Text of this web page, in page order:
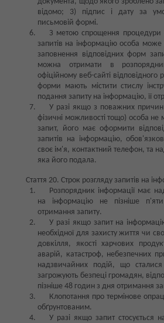
відомо; 3) підпис і дату за
письмовій формі.
З метою спрощення
запитів на інформацію особа
заповнення відповідних форм
можна отримати в
офіційному веб-сайті відповідного
форми мають містити стислу
подання запиту на інформацію, її
У разі якщо з поважних причин
фізичні можливості тощо) особа
запит, його має оформити
запитів на інформацію,
своє ім'я, контактний телефон, та
яка його подала.
Стаття 20. Строк розгляду запитів на
Розпорядник інформації має
на інформацію не пізніше
отримання запиту.
У разі якщо запит на
необхідної для захисту життя чи
довкілля, якості харчових
аварій, катастроф, небезпечних
надзвичайних подій, що
загрожують безпеці громадян,
пізніше 48 годин з дня отримання
Клопотання про термінове
обґрунтованим.
У разі якщо запит стосується